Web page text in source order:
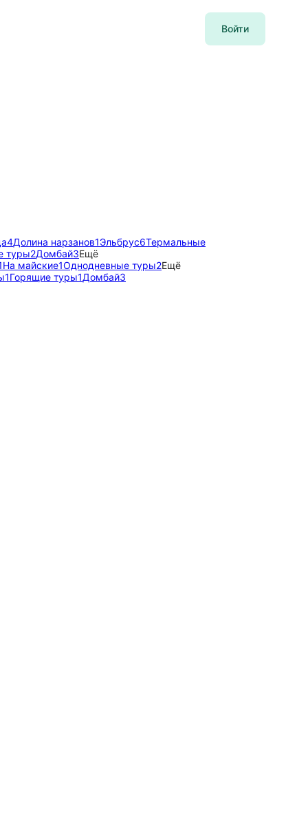
Войти
4Долина нарзанов1Эльбрус6Термальные
туры2Домбай3Ещё
На майские1Однодневные туры2Ещё
1Горящие туры1Домбай3